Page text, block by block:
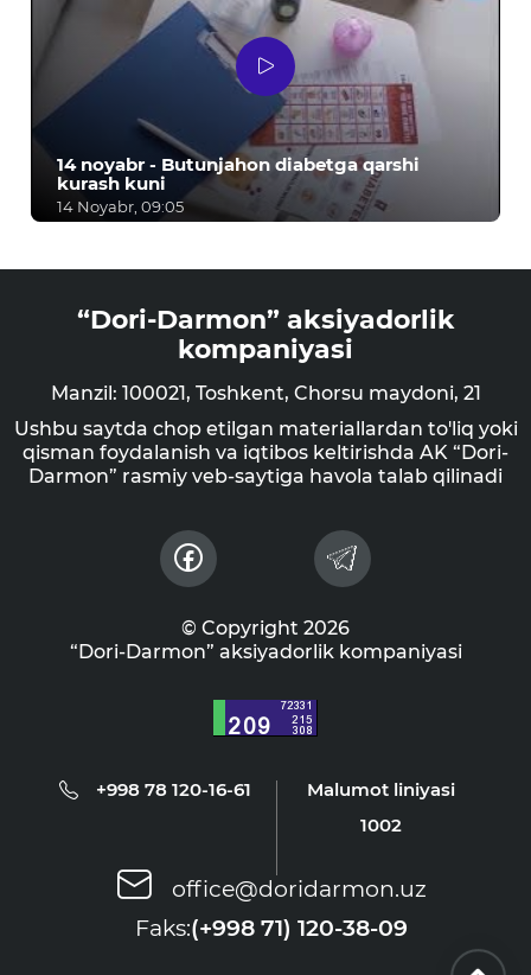
14 noyabr - Butunjahon diabetga qarshi
kurash kuni
14 Noyabr, 09:05
“Dori-Darmon” aksiyadorlik
kompaniyasi
Manzil: 100021, Toshkent, Chorsu maydoni, 21
Ushbu saytda chop etilgan materiallardan to'liq yoki
qisman foydalanish va iqtibos keltirishda AK “Dori-
Darmon” rasmiy veb-saytiga havola talab qilinadi
© Copyright 2026
“Dori-Darmon” aksiyadorlik kompaniyasi
+998 78 120-16-61
Malumot liniyasi
1002
office@doridarmon.uz
Faks:(+998 71) 120-38-09